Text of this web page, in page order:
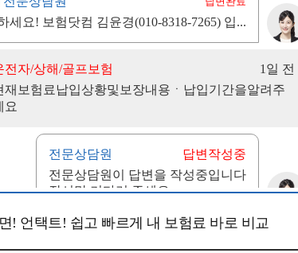
! 언택트! 쉽고 빠르게 내 보험료 바로 비교